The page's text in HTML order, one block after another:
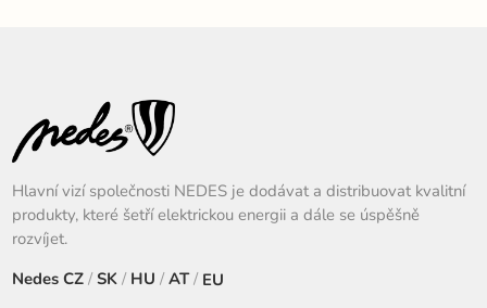
Hlavní vizí společnosti NEDES je dodávat a distribuovat kvalitní
produkty, které šetří elektrickou energii a dále se úspěšně
rozvíjet.
NedesCZ/SK/HU /AT/ EU